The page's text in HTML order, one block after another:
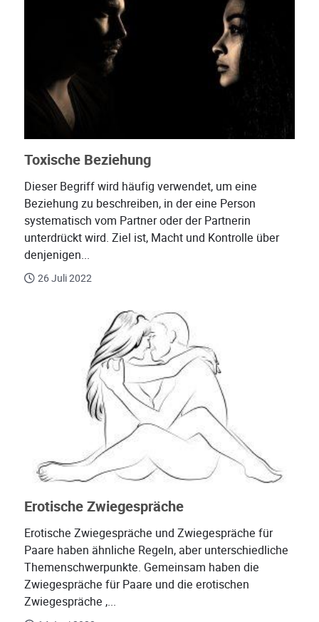
Toxische Beziehung
Dieser Begriff wird häufig verwendet, um eine
Beziehung zu beschreiben, in der eine Person
systematisch vom Partner oder der Partnerin
unterdrückt wird. Ziel ist, Macht und Kontrolle über
denjenigen...
26 Juli 2022
Erotische Zwiegespräche
Erotische Zwiegespräche und Zwiegespräche für
Paare haben ähnliche Regeln, aber unterschiedliche
Themenschwerpunkte. Gemeinsam haben die
Zwiegespräche für Paare und die erotischen
Zwiegespräche ,...